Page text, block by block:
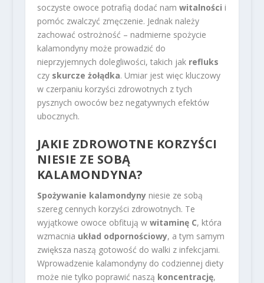
soczyste owoce potrafią dodać nam witalności i
pomóc zwalczyć zmęczenie. Jednak należy
zachować ostrożność – nadmierne spożycie
kalamondyny może prowadzić do
nieprzyjemnych dolegliwości, takich jak refluks
czy skurcze żołądka. Umiar jest więc kluczowy
w czerpaniu korzyści zdrowotnych z tych
pysznych owoców bez negatywnych efektów
ubocznych.
JAKIE ZDROWOTNE KORZYŚCI
NIESIE ZE SOBĄ
KALAMONDYNA?
Spożywanie kalamondynyniesie ze sobą
szereg cennych korzyści zdrowotnych. Te
wyjątkowe owoce obfitują w witaminę C, która
wzmacnia układ odpornościowy, a tym samym
zwiększa naszą gotowość do walki z infekcjami.
Wprowadzenie kalamondyny do codziennej diety
może nie tylko poprawić naszą koncentrację,